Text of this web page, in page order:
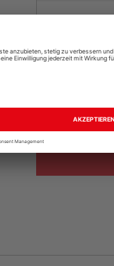
Ihr
Lieferbar
Auf Lager: